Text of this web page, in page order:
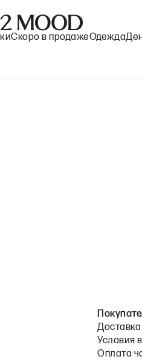
Скоро в продажеОдежда
Доставка
Условия
Оплата